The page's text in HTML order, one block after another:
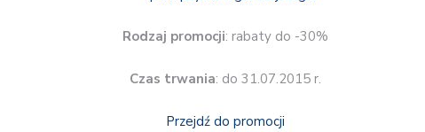
Rodzaj promocji: rabaty do -30%
Czas trwania: do 31.07.2015 r.
Przejdź do promocji